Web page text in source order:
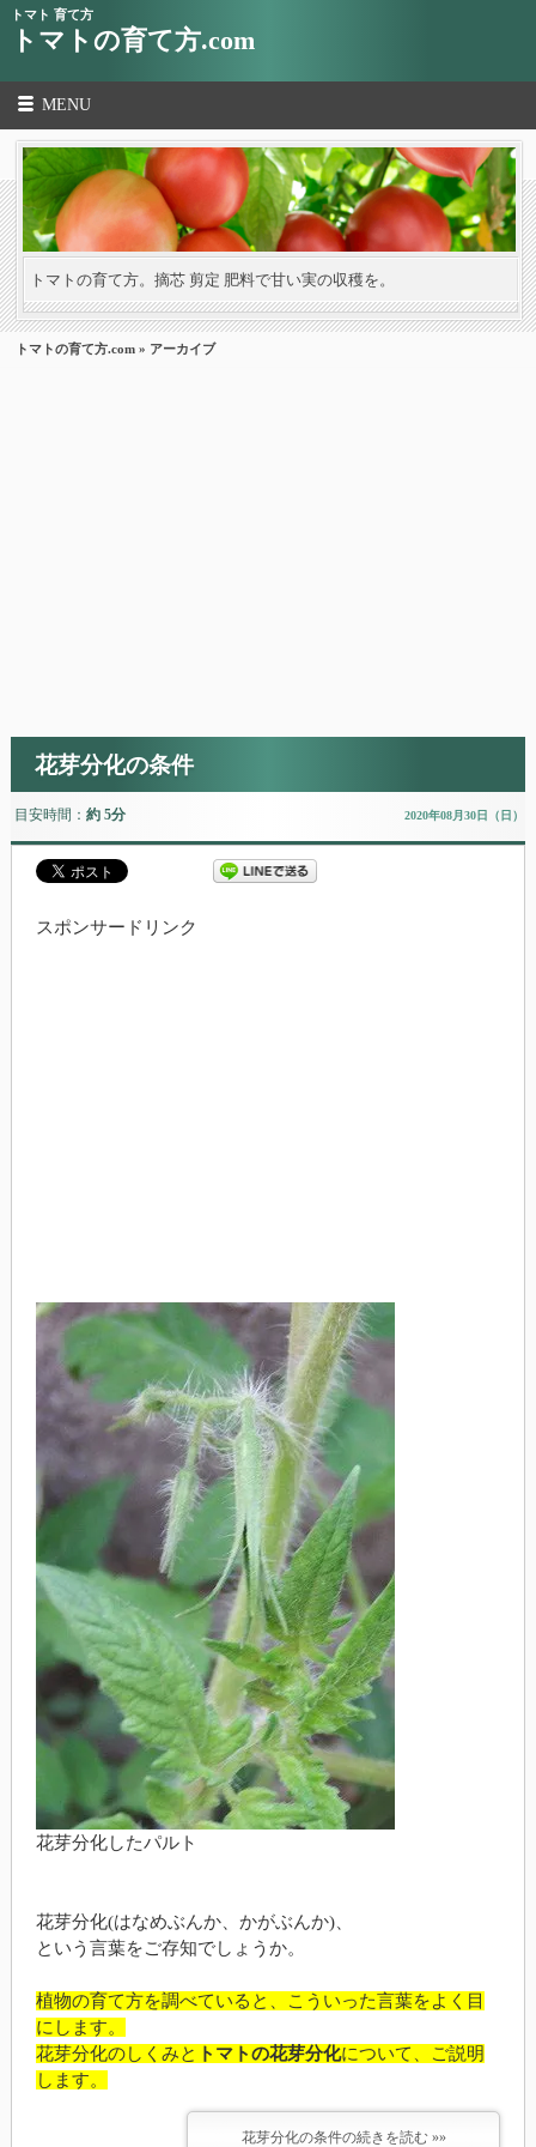
トマト 育て方
トマトの育て方.com
MENU
トマトの育て方。摘芯 剪定 肥料で甘い実の収穫を。
トマトの育て方.com » アーカイブ
花芽分化の条件
目安時間： 約 5分 2020年08月30日（日）
スポンサードリンク
花芽分化したパルト
花芽分化(はなめぶんか、かがぶんか)、
という言葉をご存知でしょうか。
植物の育て方を調べていると、こういった言葉をよく目
にします。
花芽分化のしくみと トマトの花芽分化について、ご説明
します。
花芽分化の条件の続きを読む »»